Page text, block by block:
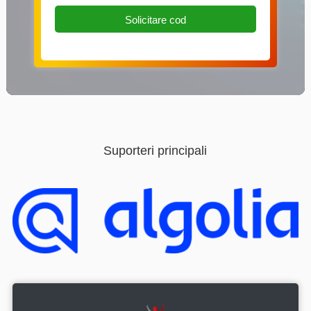
Solicitare cod
Suporteri principali
Această pagină folosește Cookie-uri
Acceptă toate cookie-urile
Cookieuri